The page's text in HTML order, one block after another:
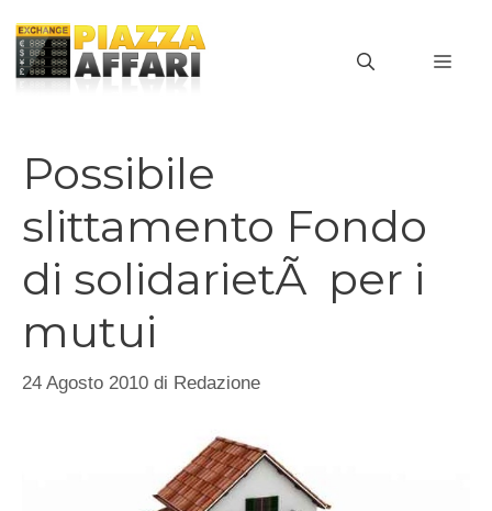
contenuto
Possibile
slittamento Fondo
di solidarietÃ per i
mutui
24 Agosto 2010 di Redazione